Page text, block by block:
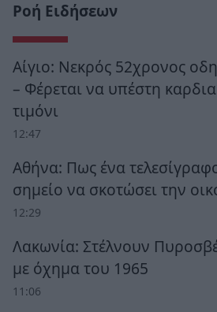
Ροή Ειδήσεων
Αίγιο: Νεκρός 52χρονος
– Φέρεται να υπέστη
τιμόνι
12:47
Αθήνα: Πως ένα
σημείο να σκοτώσει την
12:29
Λακωνία: Στέλνουν
με όχημα του 1965
11:06